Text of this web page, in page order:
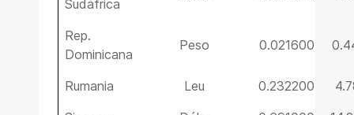
Sudáfrica
Rep.
Dominicana
Peso 0.021600
Rumania Leu 0.232200